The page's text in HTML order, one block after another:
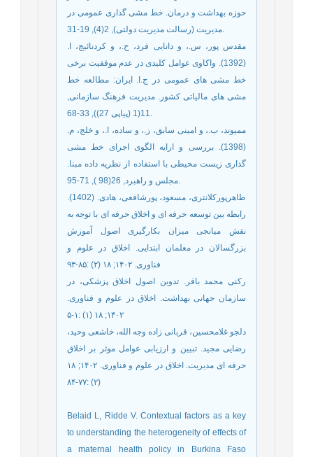
حوزه بهداشت و درمان. خط مشی گذاری عمومی در
مقدس پور، س.، و دانایی فرد، ح.، و کردنائیج، ا.
(1392). واکاوی عوامل کلیدی در عدم موفقیت برخی
خط مشی های عمومی در ج.ا. ایران: مطالعه خط
مشی های مالیاتی کشور. مدیریت فرهنگ سازمانی,
ممیوند، ب.، و امینی سابق، ز.، و ساده، ا.، و خلج، م.
(1398). بررسی و ارایه الگوی اجرای خط مشی
گذاری زیست محیطی با استفاده از نظریه داده مبنا.
طاهرپورکلانتری، مسعود، پورشافعی، هادی. (1402).
رابطه بین توسعه حرفه ای و اخلاق حرفه ای با توجه به
نقش میانجی میزان بکارگیری اصول آموزش
بزرگسالان در معلمان ابتدایی. اخلاق در علوم و
فناوری. ۱۴۰۲; ۱۸ (۲) :۸۵-۹۳
رکنی محمد باقر. تدوین اصول اخلاق پزشکی، در
سازمان جهانی بهداشت. اخلاق در علوم و فناوری.
۱۴۰۲; ۱۸ (۱) :۱-۵
دلجو غلامحسین، قربانی زاده وجه الله، خاشعی وحید،
رضایی مجید. تبیین و ارزیابی عوامل موثر بر اخلاق
حرفه ای مدیریت. اخلاق در علوم و فناوری. ۱۴۰۲; ۱۸
(۲) :۷۷-۸۴
Belaid L, Ridde V. Contextual factors as a key
to understanding the heterogeneity of effects of
a maternal health policy in Burkina Faso